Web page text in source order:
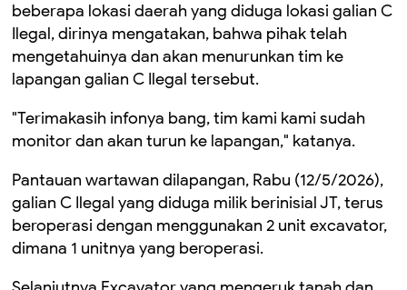
beberapa lokasi daerah yang diduga lokasi galian C
Ilegal, dirinya mengatakan, bahwa pihak telah
mengetahuinya dan akan menurunkan tim ke
lapangan galian C Ilegal tersebut.
"Terimakasih infonya bang, tim kami kami sudah
monitor dan akan turun ke lapangan," katanya.
Pantauan wartawan dilapangan, Rabu (12/5/2026),
galian C Ilegal yang diduga milik berinisial JT, terus
beroperasi dengan menggunakan 2 unit excavator,
dimana 1 unitnya yang beroperasi.